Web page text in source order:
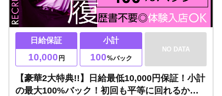
日給保証
10,000 円
小計
100%バック
NO DATA
【豪華2大特典!!】日給最低10,000円保証！小計
の最大100%バック！初回も平等に回れるから